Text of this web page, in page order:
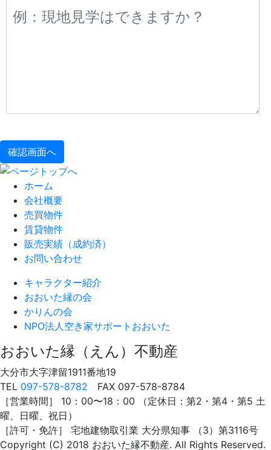
ホーム
会社概要
売買物件
賃貸物件
販売実績（成約済）
お問い合わせ
キャラクター紹介
おおいた縁の会
かりんの会
NPO法人空き家サポートおおいた
おおいた縁（えん）不動産
大分市大字津留1911番地19
TEL 097-578-8782 FAX 097-578-8784
［営業時間］ 10：00〜18：00 （定休日：第2・第4・第5 土
曜、日曜、祝日）
［許可・免許］ 宅地建物取引業 大分県知事 （3）第3116号
Copyright (C) 2018 おおいた縁不動産. All Rights Reserved.